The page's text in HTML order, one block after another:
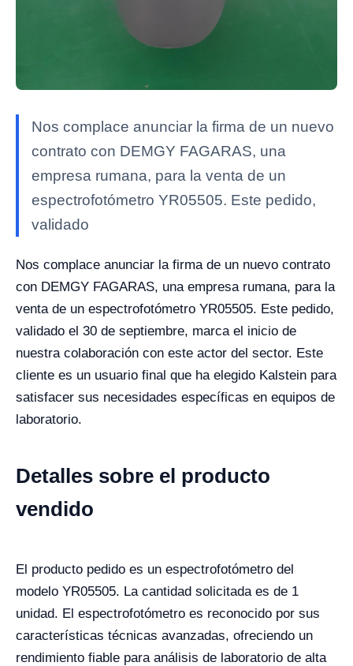
Nos complace anunciar la firma de un nuevo
contrato con DEMGY FAGARAS, una
empresa rumana, para la venta de un
espectrofotómetro YR05505. Este pedido,
validado
Nos complace anunciar la firma de un nuevo contrato
con DEMGY FAGARAS, una empresa rumana, para la
venta de un espectrofotómetro YR05505. Este pedido,
validado el 30 de septiembre, marca el inicio de
nuestra colaboración con este actor del sector. Este
cliente es un usuario final que ha elegido Kalstein para
satisfacer sus necesidades específicas en equipos de
laboratorio.
Detalles sobre el producto
vendido
El producto pedido es un espectrofotómetro del
modelo YR05505. La cantidad solicitada es de 1
unidad. El espectrofotómetro es reconocido por sus
características técnicas avanzadas, ofreciendo un
rendimiento fiable para análisis de laboratorio de alta